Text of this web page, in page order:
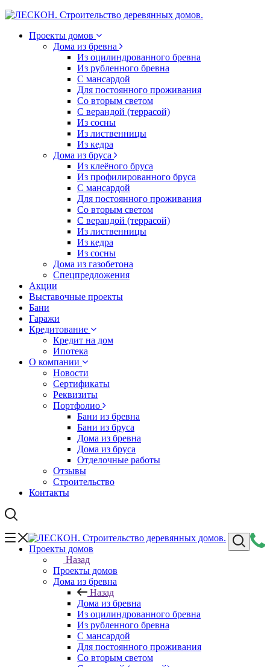
Проекты домов
Дома из бревна
Из оцилиндрованного бревна
Из рубленного бревна
С мансардой
Для постоянного проживания
Со вторым светом
С верандой (террасой)
Из сосны
Из лиственницы
Из кедра
Дома из бруса
Из клеёного бруса
Из профилированного бруса
С мансардой
Для постоянного проживания
Со вторым светом
С верандой (террасой)
Из лиственницы
Из кедра
Из сосны
Дома из газобетона
Спецпредложения
Акции
Выставочные проекты
Бани
Гаражи
Кредитование
Кредит на дом
Ипотека
О компании
Новости
Сертификаты
Реквизиты
Портфолио
Бани из бревна
Бани из бруса
Дома из бревна
Дома из бруса
Отделочные работы
Отзывы
Строительство
Контакты
Проекты домов
Назад
Проекты домов
Дома из бревна
Назад
Дома из бревна
Из оцилиндрованного бревна
Из рубленного бревна
С мансардой
Для постоянного проживания
Со вторым светом